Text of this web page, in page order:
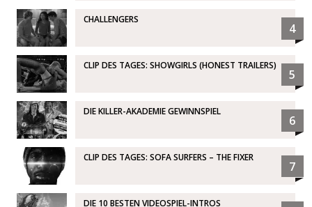
CHALLENGERS
4
CLIP DES TAGES: SHOWGIRLS (HONEST TRAILERS)
5
DIE KILLER-AKADEMIE GEWINNSPIEL
6
CLIP DES TAGES: SOFA SURFERS – THE FIXER
7
DIE 10 BESTEN VIDEOSPIEL-INTROS